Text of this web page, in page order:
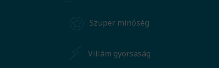
Szuper minőség
Villám gyorsaság